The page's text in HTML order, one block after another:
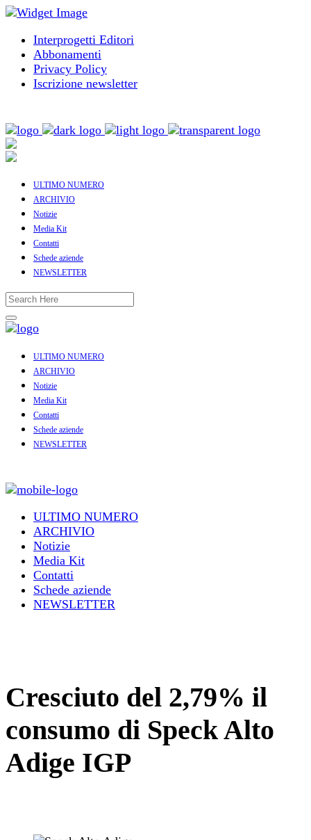
Interprogetti Editori
Abbonamenti
Privacy Policy
Iscrizione newsletter
ULTIMO NUMERO
ARCHIVIO
Notizie
Media Kit
Contatti
Schede aziende
NEWSLETTER
ULTIMO NUMERO
ARCHIVIO
Notizie
Media Kit
Contatti
Schede aziende
NEWSLETTER
ULTIMO NUMERO
ARCHIVIO
Notizie
Media Kit
Contatti
Schede aziende
NEWSLETTER
Cresciuto del 2,79% il
consumo di Speck Alto
Adige IGP